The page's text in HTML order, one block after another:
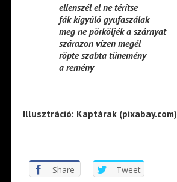
ellenszél el ne térítse
fák kigyúló gyufaszálak
meg ne pörköljék a szárnyat
szárazon vízen megél
röpte szabta tünemény
a remény
Illusztráció: Kaptárak (pixabay.com)
Share Tweet